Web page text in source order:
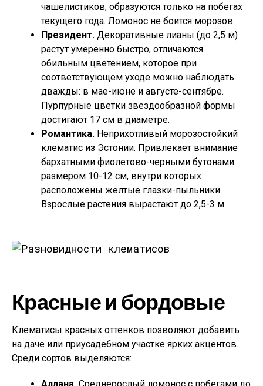
чашелистиков, образуются только на побегах
текущего года. Ломонос не боится морозов.
Президент. Декоративные лианы (до 2,5 м)
растут умеренно быстро, отличаются
обильным цветением, которое при
соответствующем уходе можно наблюдать
дважды: в мае-июне и августе-сентябре.
Пурпурные цветки звездообразной формы
достигают 17 см в диаметре.
Романтика. Неприхотливый морозостойкий
клематис из Эстонии. Привлекает внимание
бархатными фиолетово-черными бутонами
размером 10-12 см, внутри которых
расположены желтые глазки-пыльники.
Взрослые растения вырастают до 2,5-3 м.
Красные и бордовые
Клематисы красных оттенков позволяют добавить
на даче или приусадебном участке ярких акцентов.
Среди сортов выделяются: